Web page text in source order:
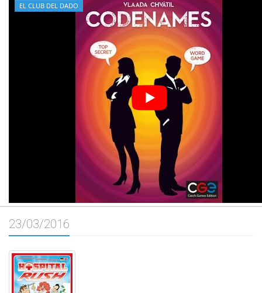
EL CLUB DEL DADO
23/03/2016